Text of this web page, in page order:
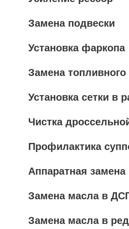
Замена подвески
Установка фаркопа
Замена
Установка сетки в
Чистка
Профилактика
Аппаратная
Замена масла в
Замена масла в